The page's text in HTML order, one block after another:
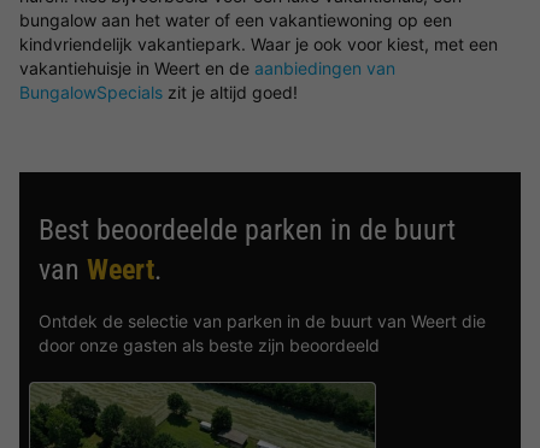
bungalow aan het water of een vakantiewoning op een
kindvriendelijk vakantiepark. Waar je ook voor kiest, met een
vakantiehuisje in Weert en de aanbiedingen van
BungalowSpecials zit je altijd goed!
Best beoordeelde parken in de buurt
van Weert.
Ontdek de selectie van parken in de buurt van Weert die
door onze gasten als beste zijn beoordeeld